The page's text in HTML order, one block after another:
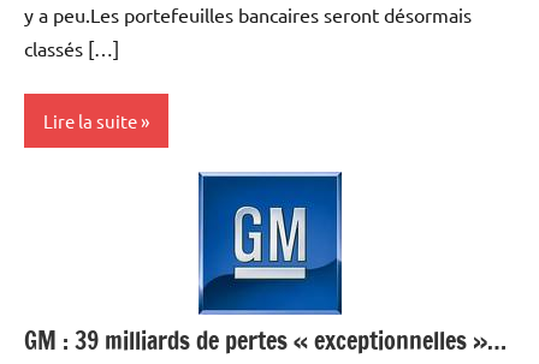
y a peu.Les portefeuilles bancaires seront désormais
classés […]
Lire la suite
GM : 39 milliards de pertes « exceptionnelles »…